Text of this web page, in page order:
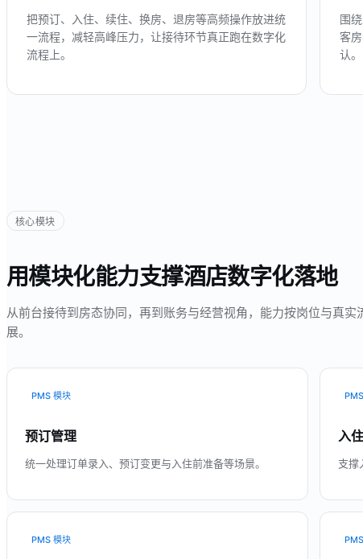
把预订、入住、续住、换房、退房等高频操作放进统
一流程，减轻高峰压力，让接待环节真正跑在数字化
流程上。
围
客
认。
核心模块
用模块化能力支撑酒店数字化落地
从前台接待到房态协同，再到账务与经营视角，能力按岗位与真
展。
PMS 模块
预订管理
统一处理订单录入、预订变更与入住前准备等场景。
入
支撑
PMS 模块